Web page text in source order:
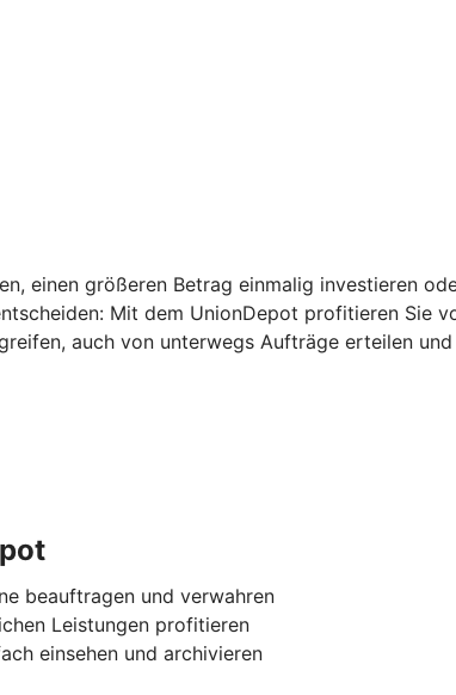
einen größeren Betrag einmalig investieren
Mit dem UnionDepot profitieren Sie
auch von unterwegs Aufträge erteilen
beauftragen und verwahren
Leistungen profitieren
einsehen und archivieren